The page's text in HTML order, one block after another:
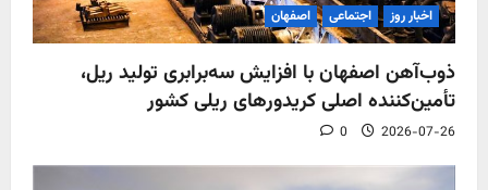
اخبار روز اجتماعی اصفهان
ذوب‌آهن اصفهان با افزایش سه‌برابری تولید ریل،
تأمین‌کننده اصلی کریدورهای ریلی کشور
2026-07-26